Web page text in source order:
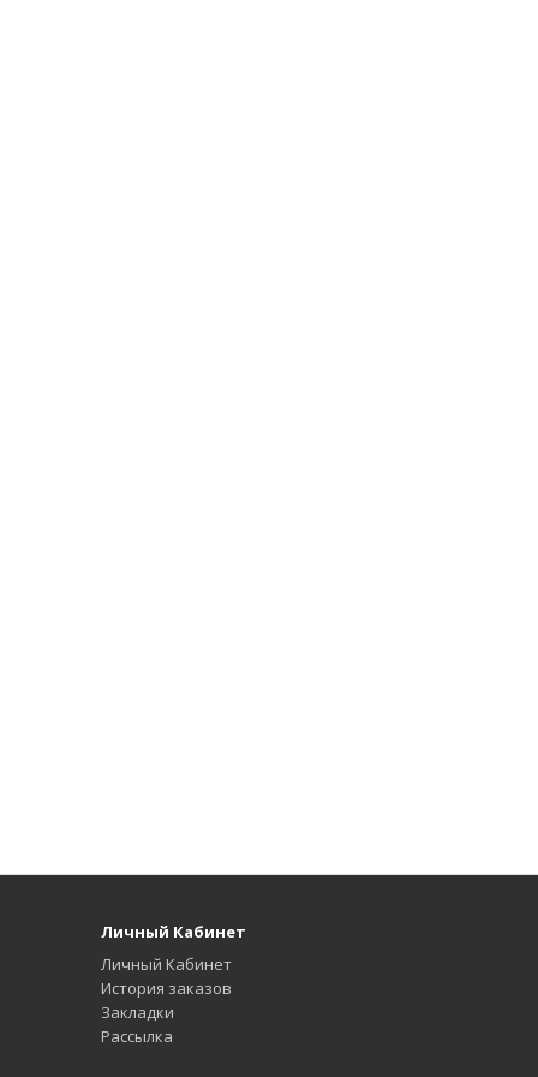
Личный Кабинет
Личный Кабинет
История заказов
Закладки
Рассылка